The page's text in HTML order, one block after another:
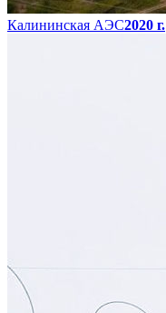
Калининская АЭС2020 г.